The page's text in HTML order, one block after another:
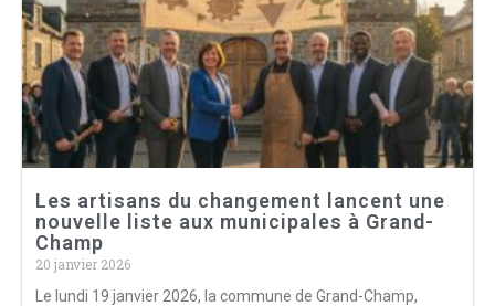
Les artisans du changement lancent une
nouvelle liste aux municipales à Grand-
Champ
20 janvier 2026
Le lundi 19 janvier 2026, la commune de Grand-Champ,